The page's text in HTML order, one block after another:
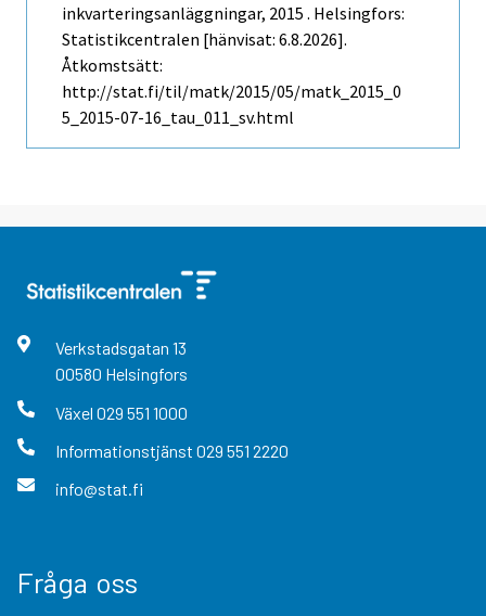
inkvarteringsanläggningar, 2015 . Helsingfors:
Statistikcentralen [hänvisat: 6.8.2026].
Åtkomstsätt:
http://stat.fi/til/matk/2015/05/matk_2015_0
5_2015-07-16_tau_011_sv.html
Verkstadsgatan 13
00580 Helsingfors
Växel 029 551 1000
Informationstjänst 029 551 2220
info@stat.fi
Fråga oss